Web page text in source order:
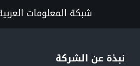
شبكة المعلومات
نبذة عن الشركة